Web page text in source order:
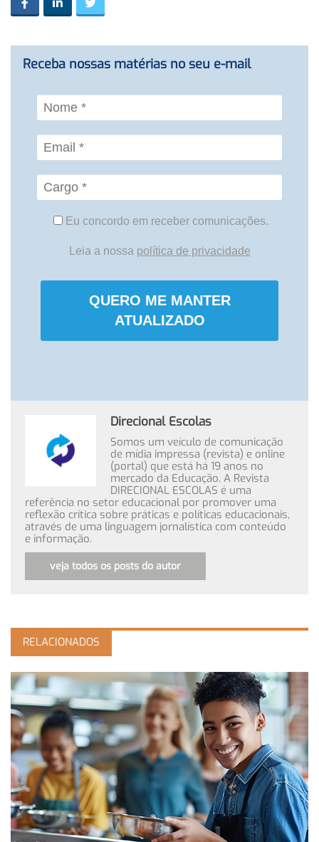
Receba nossas matérias no seu e-mail
Eu concordo em receber comunicações.
Leia a nossa política de privacidade
QUERO ME MANTER
ATUALIZADO
Direcional Escolas
Somos um veículo de comunicação
de mídia impressa (revista) e online
(portal) que está há 19 anos no
mercado da Educação. A Revista
DIRECIONAL ESCOLAS é uma
referência no setor educacional por promover uma
reflexão crítica sobre práticas e políticas educacionais,
através de uma linguagem jornalística com conteúdo
e informação.
veja todos os posts do autor
RELACIONADOS